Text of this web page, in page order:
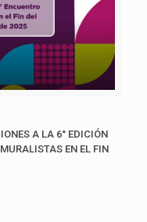
A LA 6° EDICIÓN
EN EL FIN